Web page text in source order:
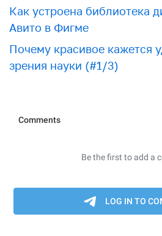
Как устроена библиотека
Авито в Фигме
Почему красивое кажется
зрения науки (#1/3)